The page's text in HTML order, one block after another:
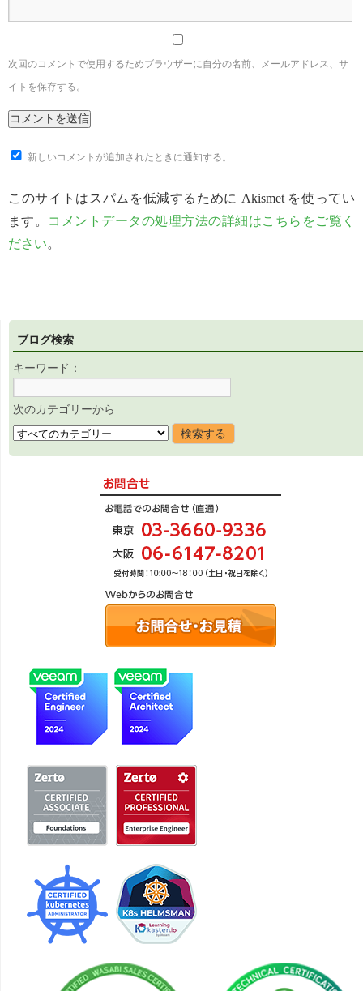
次回のコメントで使用するためブラウザーに自分の名前、メールアドレス、サ
イトを保存する。
新しいコメントが追加されたときに通知する。
このサイトはスパムを低減するために Akismet を使ってい
ます。 コメントデータの処理方法の詳細はこちらをご覧く
ださい。
ブログ検索
キーワード：
次のカテゴリーから